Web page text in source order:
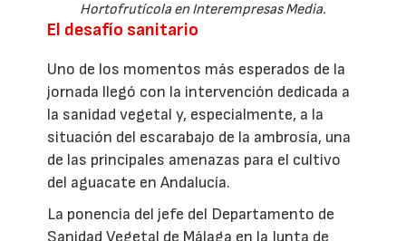
Hortofrutícola en Interempresas Media.
El desafío sanitario
Uno de los momentos más esperados de la
jornada llegó con la intervención dedicada a
la sanidad vegetal y, especialmente, a la
situación del escarabajo de la ambrosía, una
de las principales amenazas para el cultivo
del aguacate en Andalucía.
La ponencia del jefe del Departamento de
Sanidad Vegetal de Málaga en la Junta de